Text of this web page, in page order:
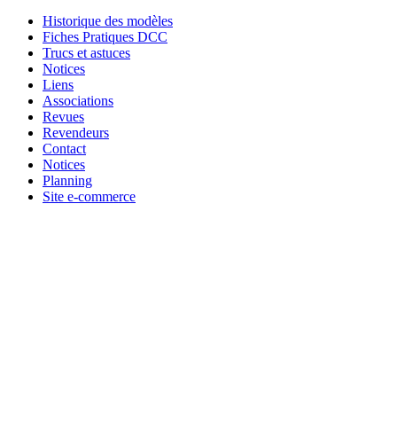
Historique des modèles
Fiches Pratiques DCC
Trucs et astuces
Notices
Liens
Associations
Revues
Revendeurs
Contact
Notices
Planning
Site e-commerce